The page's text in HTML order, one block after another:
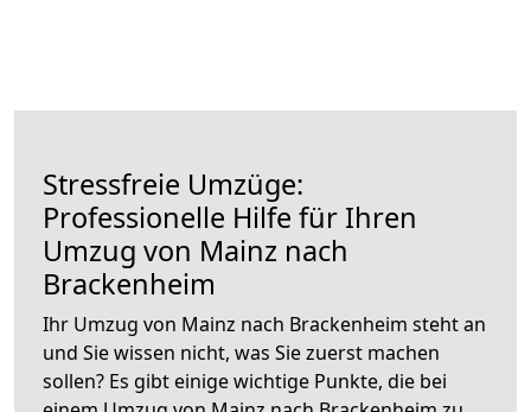
Stressfreie Umzüge:
Professionelle Hilfe für Ihren
Umzug von Mainz nach
Brackenheim
Ihr Umzug von Mainz nach Brackenheim steht an
und Sie wissen nicht, was Sie zuerst machen
sollen? Es gibt einige wichtige Punkte, die bei